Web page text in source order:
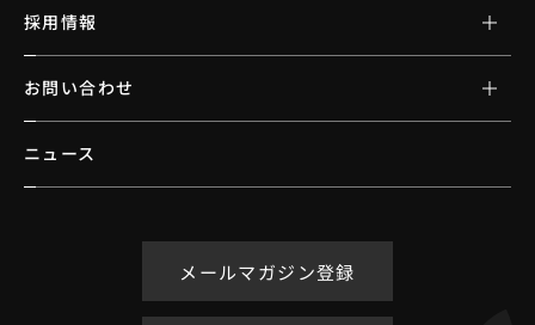
採用情報
お問い合わせ
ニュース
メールマガジン登録